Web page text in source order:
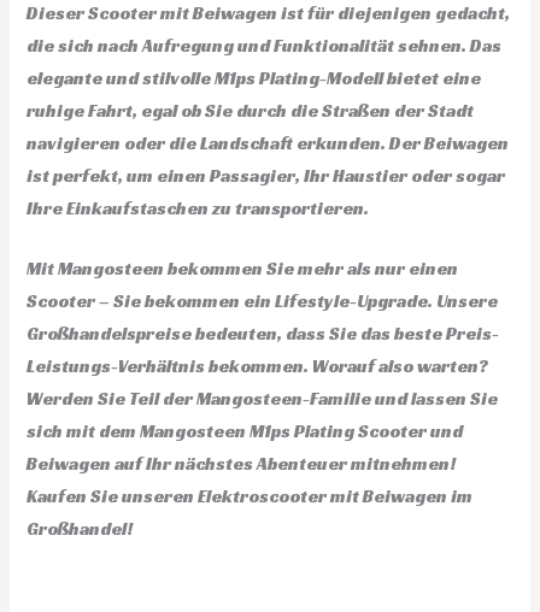
Dieser Scooter mit Beiwagen ist für diejenigen gedacht,
die sich nach Aufregung und Funktionalität sehnen. Das
elegante und stilvolle M1ps Plating-Modell bietet eine
ruhige Fahrt, egal ob Sie durch die Straßen der Stadt
navigieren oder die Landschaft erkunden. Der Beiwagen
ist perfekt, um einen Passagier, Ihr Haustier oder sogar
Ihre Einkaufstaschen zu transportieren.
Mit Mangosteen bekommen Sie mehr als nur einen
Scooter – Sie bekommen ein Lifestyle-Upgrade. Unsere
Großhandelspreise bedeuten, dass Sie das beste Preis-
Leistungs-Verhältnis bekommen. Worauf also warten?
Werden Sie Teil der Mangosteen-Familie und lassen Sie
sich mit dem Mangosteen M1ps Plating Scooter und
Beiwagen auf Ihr nächstes Abenteuer mitnehmen!
Kaufen Sie unseren Elektroscooter mit Beiwagen im
Großhandel!